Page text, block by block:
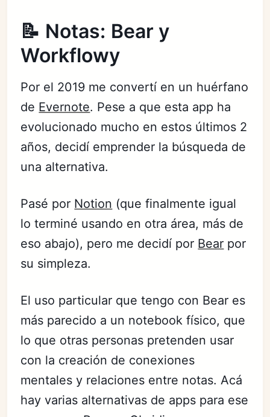
📝 Notas: Bear y
Workflowy
Por el 2019 me convertí en un huérfano
de Evernote. Pese a que esta app ha
evolucionado mucho en estos últimos 2
años, decidí emprender la búsqueda de
una alternativa.
Pasé por Notion (que finalmente igual
lo terminé usando en otra área, más de
eso abajo), pero me decidí por Bear por
su simpleza.
El uso particular que tengo con Bear es
más parecido a un notebook físico, que
lo que otras personas pretenden usar
con la creación de conexiones
mentales y relaciones entre notas. Acá
hay varias alternativas de apps para ese